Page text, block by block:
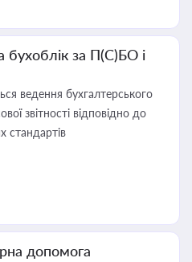
бухоблік за П(С)БО і
ведення бухгалтерського
звітності відповідно до
стандартів
допомога